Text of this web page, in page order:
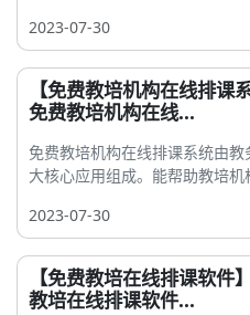
2023-07-30
【免费教培机构在线排
免费教培机构在线...
免费教培机构在线排课系统由
大核心应用组成。能帮助教培
2023-07-30
【免费教培在线排课软
教培在线排课软件...